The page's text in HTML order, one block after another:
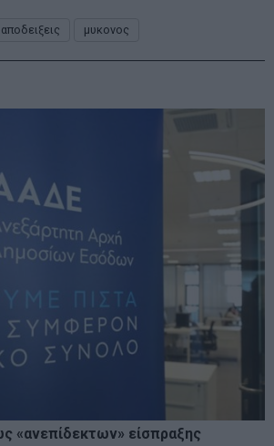
αποδειξεις μυκονος
«ανεπίδεκτων» είσπραξης